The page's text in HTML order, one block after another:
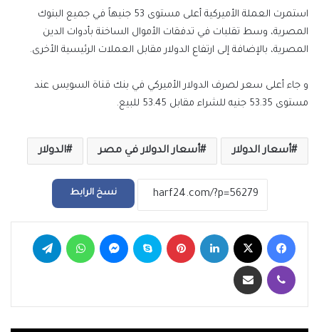
استمرت العملة الأميركية أعلى مستوى 53 جنيهاً في جميع البنوك
المصرية، وسط تقلبات في تدفقات الأموال الساخنة بأدوات الدين
المصرية، بالإضافة إلى ارتفاع الدولار مقابل العملات الرئيسية الأخرى.
و جاء أعلى سعر لصرف الدولار الأميركي في بنك قناة السويس عند
مستوى 53.35 جنيه للشراء مقابل 53.45 للبيع.
أسعار الدولار أسعار الدولار في مصر الدولار
نسخ الرابط
فيسبوك لينكدإن بينتيريست سكايب ماسنجر واتساب
ڤايبر مشاركة عبر البريد